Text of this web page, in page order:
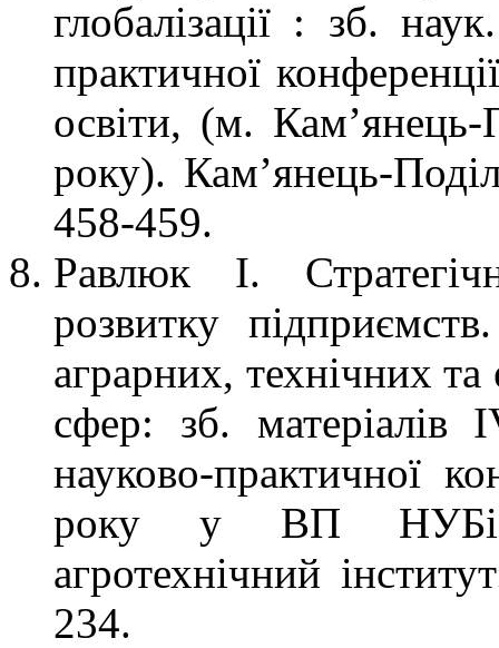
глобалізації : зб.
практичної
освіти, (м.
року). Кам’янець-
458-459.
Равлюк І.
розвитку
аграрних, технічних
сфер: зб. матеріалів
науково-практичної
року у ВП НУБіП
агротехнічний
234.